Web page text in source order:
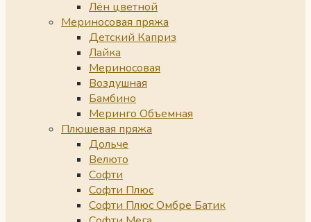
Лён цветной
Мериносовая пряжа
Детский Каприз
Лайка
Мериносовая
Воздушная
Бамбино
Меринго Объемная
Плюшевая пряжа
Дольче
Велюто
Софти
Софти Плюс
Софти Плюс Омбре Батик